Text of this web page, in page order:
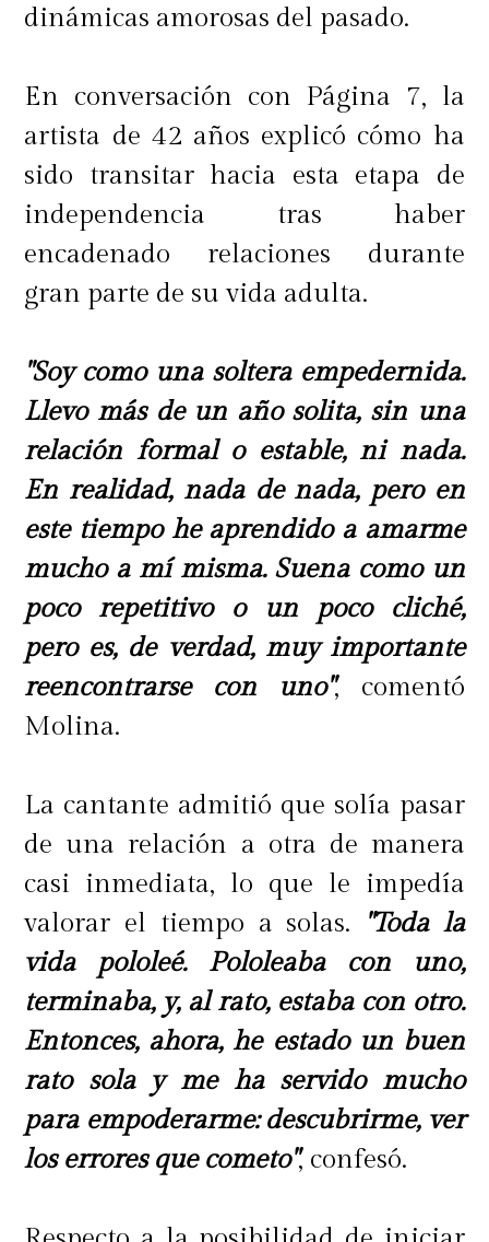
dinámicas amorosas del pasado.
En conversación con Página 7, la
artista de 42 años explicó cómo ha
sido transitar hacia esta etapa de
independencia tras haber
encadenado relaciones durante
gran parte de su vida adulta.
"Soy como una soltera empedernida.
Llevo más de un año solita, sin una
relación formal o estable, ni nada.
En realidad, nada de nada, pero en
este tiempo he aprendido a amarme
mucho a mí misma. Suena como un
poco repetitivo o un poco cliché,
pero es, de verdad, muy importante
reencontrarse con uno", comentó
Molina.
La cantante admitió que solía pasar
de una relación a otra de manera
casi inmediata, lo que le impedía
valorar el tiempo a solas.
"Toda la
vida pololeé. Pololeaba con uno,
terminaba, y, al rato, estaba con otro.
Entonces, ahora, he estado un buen
rato sola y me ha servido mucho
para empoderarme: descubrirme, ver
los errores que cometo", confesó.